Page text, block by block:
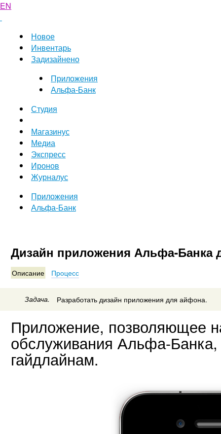
EN
Новое
Инвентарь
Задизайнено
Приложения
Альфа-Банк
Студия
Магазинус
Медиа
Экспресс
Иронов
Журналус
Приложения
Альфа-Банк
Дизайн приложения Альфа-Банка
Описание Процесс
Задача. Разработать дизайн приложения для айфона.
Приложение, позволяющее
обслуживания Альфа-
гайдлайнам.